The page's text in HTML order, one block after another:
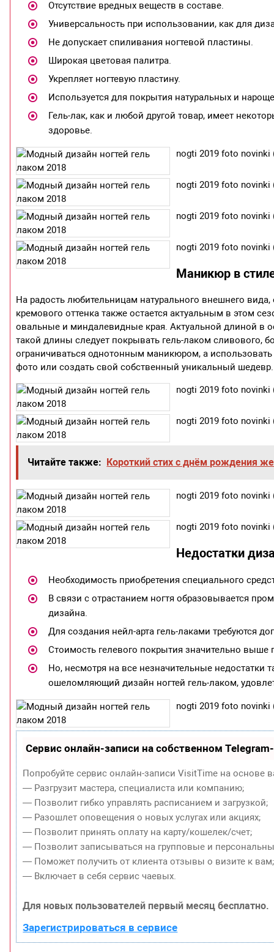
Отсутствие вредных веществ в составе.
Универсальность при использовании, как для
Не допускает спиливания ногтевой пластины.
Широкая цветовая палитра.
Укрепляет ногтевую пластину.
Используется для покрытия натуральных и
Гель-лак, как и любой другой товар, имеет
здоровье.
nogti 2019 foto novinki
nogti 2019 foto novinki
nogti 2019 foto novinki
nogti 2019 foto novinki
Маникюр в
На радость любительницам натурального внешнего
кремового оттенка также остается актуальным в этом
овальные и миндалевидные края. Актуальной длиной в
такой длины следует покрывать гель-лаком сливового,
ограничиваться однотонным маникюром, а
фото или создать свой собственный уникальный шедевр.
nogti 2019 foto novinki
nogti 2019 foto novinki
Читайте также: Короткий стих с днём рождения
nogti 2019 foto novinki
nogti 2019 foto novinki
Недостатки
Необходимость приобретения специального
В связи с отрастанием ногтя образовывается
дизайна.
Для создания нейл-арта гель-лаками требуются
Стоимость гелевого покрытия значительно выше
Но, несмотря на все незначительные
ошеломляющий дизайн ногтей гель-лаком,
nogti 2019 foto novinki
Сервис онлайн-записи на собственном
Попробуйте сервис онлайн-записи VisitTime на основе
— Разгрузит мастера, специалиста или компанию;
— Позволит гибко управлять расписанием и загрузкой;
— Разошлет оповещения о новых услугах или акциях;
— Позволит принять оплату на карту/кошелек/счет;
— Позволит записываться на групповые и
— Поможет получить от клиента отзывы о визите к вам;
— Включает в себя сервис чаевых.
Для новых пользователей первый месяц бесплатно.
Зарегистрироваться в сервисе